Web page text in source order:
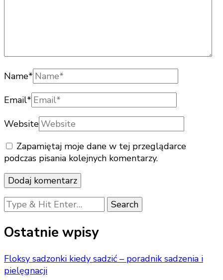
Name*
Email*
Website
Zapamiętaj moje dane w tej przeglądarce
podczas pisania kolejnych komentarzy.
Looking
for
Something?
Ostatnie wpisy
Floksy sadzonki kiedy sadzić – poradnik sadzenia i
pielęgnacji